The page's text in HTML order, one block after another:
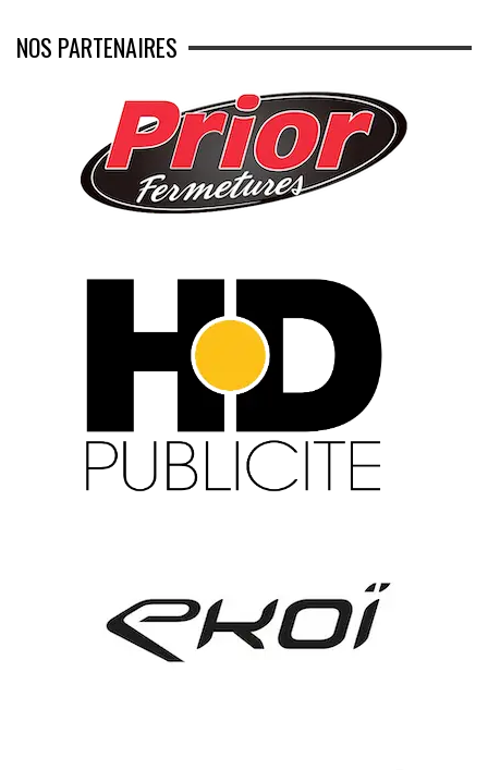
NOS PARTENAIRES